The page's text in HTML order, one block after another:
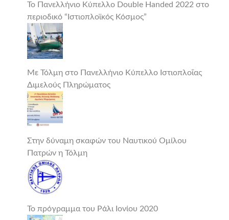
Το Πανελλήνιο Κύπελλο Double Handed 2022 στο
περιοδικό “Ιστιοπλοϊκός Κόσμος”
Με Τόλμη στο Πανελλήνιο Κύπελλο Ιστιοπλοΐας
Διμελούς Πληρώματος
Στην δύναμη σκαφών του Ναυτικού Ομίλου
Πατρών η Τόλμη
Το πρόγραμμα του Ράλι Ιονίου 2020